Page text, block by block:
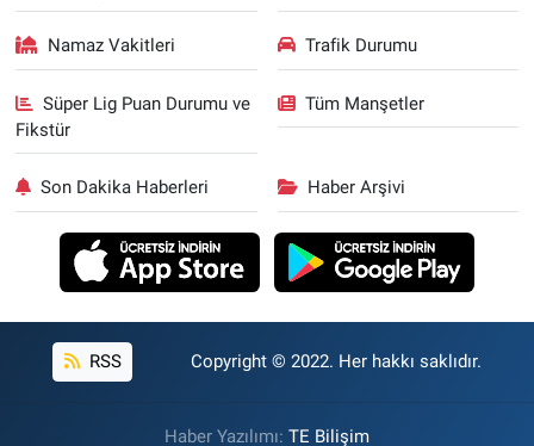
Namaz Vakitleri Trafik Durumu
Süper Lig Puan Durumu ve
Fikstür
Tüm Manşetler
Son Dakika Haberleri Haber Arşivi
RSS Copyright © 2022. Her hakkı saklıdır.
Haber Yazılımı: TE Bilişim